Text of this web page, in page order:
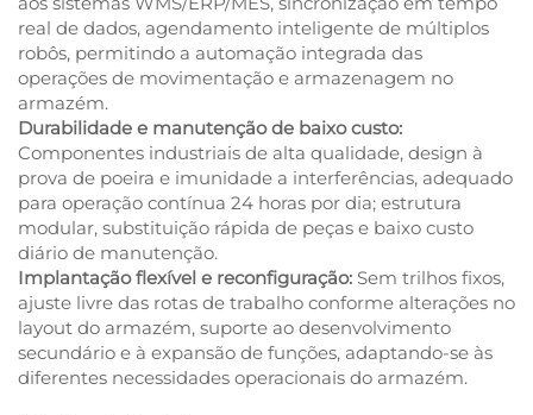
real de dados, agendamento inteligente de múltiplos
robôs, permitindo a automação integrada das
operações de movimentação e armazenagem no
armazém.
Durabilidade e manutenção de baixo custo:
Componentes industriais de alta qualidade, design à
prova de poeira e imunidade a interferências, adequado
para operação contínua 24 horas por dia; estrutura
modular, substituição rápida de peças e baixo custo
diário de manutenção.
Implantação flexível e reconfiguração: Sem trilhos fixos,
ajuste livre das rotas de trabalho conforme alterações no
layout do armazém, suporte ao desenvolvimento
secundário e à expansão de funções, adaptando-se às
diferentes necessidades operacionais do armazém.